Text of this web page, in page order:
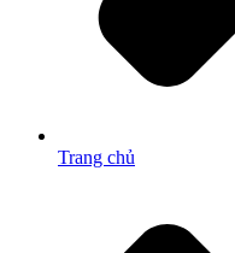
Trang chủ